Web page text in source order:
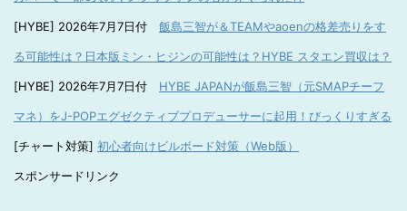
[HYBE] 2026年7月7日付 飯島三智が＆TEAMやaoenの格差売りをす
る可能性は？日本版ミン・ヒジンの可能性は？HYBE スタエン買収は？
[HYBE] 2026年7月7日付 HYBE JAPANが飯島三智（元SMAPチーフ
マネ）をJ-POPエグゼクティブプロデューサーに起用！びっくりすぎる
[チャート対策] 初心者向けビルボード対策（Web版）
スポンサードリンク